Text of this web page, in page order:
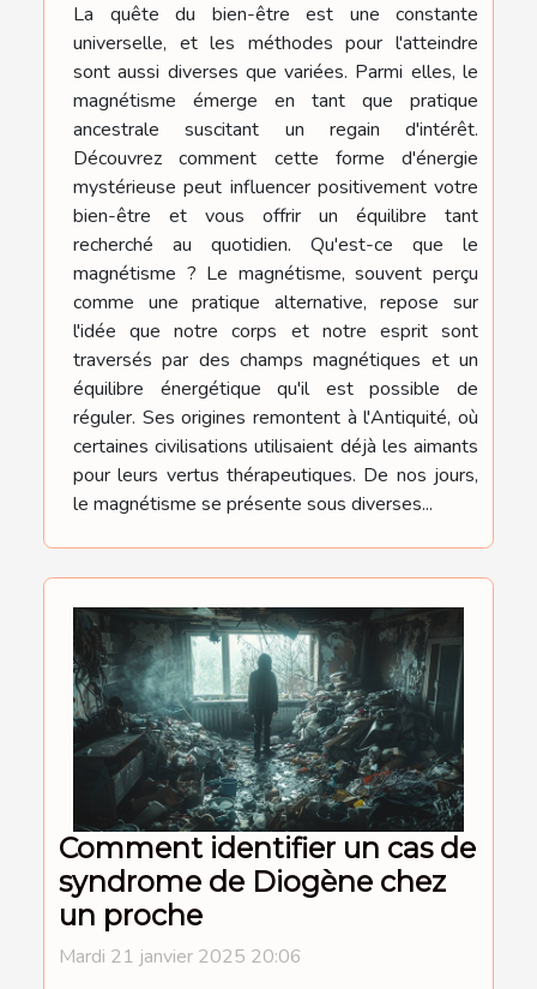
La quête du bien-être est une constante
universelle, et les méthodes pour l'atteindre
sont aussi diverses que variées. Parmi elles, le
magnétisme émerge en tant que pratique
ancestrale suscitant un regain d'intérêt.
Découvrez comment cette forme d'énergie
mystérieuse peut influencer positivement votre
bien-être et vous offrir un équilibre tant
recherché au quotidien. Qu'est-ce que le
magnétisme ? Le magnétisme, souvent perçu
comme une pratique alternative, repose sur
l'idée que notre corps et notre esprit sont
traversés par des champs magnétiques et un
équilibre énergétique qu'il est possible de
réguler. Ses origines remontent à l'Antiquité, où
certaines civilisations utilisaient déjà les aimants
pour leurs vertus thérapeutiques. De nos jours,
le magnétisme se présente sous diverses...
Comment identifier un cas de
syndrome de Diogène chez
un proche
Mardi 21 janvier 2025 20:06